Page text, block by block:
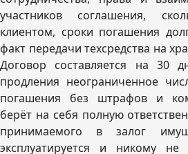
участников соглашения,
клиентом, сроки погашения
факт передачи техсредства на
Договор составляется на 30
продления неограниченное
погашения без штрафов и
берёт на себя полную
принимаемого в залог
эксплуатируется и никому